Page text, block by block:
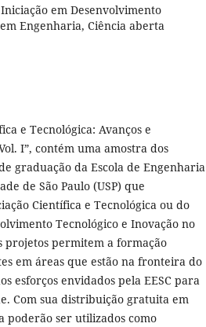
em Desenvolvimento
Engenharia, Ciência aberta
e Tecnológica: Avanços e
I”, contém uma amostra dos
graduação da Escola de Engenharia
de São Paulo (USP) que
Científica e Tecnológica ou do
Tecnológico e Inovação no
projetos permitem a formação
em áreas que estão na fronteira do
esforços envidados pela EESC para
Com sua distribuição gratuita em
poderão ser utilizados como